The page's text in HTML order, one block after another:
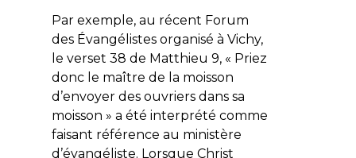
Par exemple, au récent Forum
des Évangélistes organisé à Vichy,
le verset 38 de Matthieu 9, « Priez
donc le maître de la moisson
d’envoyer des ouvriers dans sa
moisson » a été interprété comme
faisant référence au ministère
d’évangéliste. Lorsque Christ